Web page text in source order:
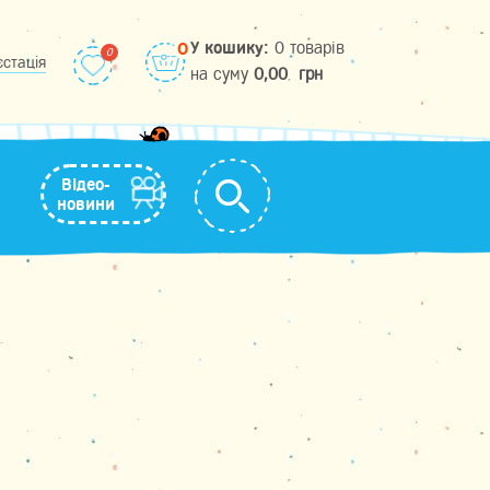
0У кошику: 0 товарів
на cуму 0,00 грн
Відео-
новини